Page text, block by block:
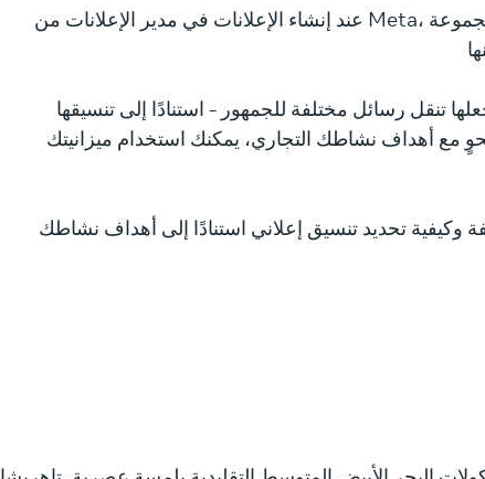
عند إنشاء الإعلانات في مدير الإعلانات من Meta، سيلزمك تحديد الشكل الذي ستبدو عليه إعلاناتك. تتوفر مجموعة
تنقل رسائل مختلفة للجمهور - استنادًا إلى تنسيقها
مع أهداف نشاطك التجاري، يمكنك استخدام ميزانيتك
وكيفية تحديد تنسيق إعلاني استنادًا إلى أهداف نشاطك